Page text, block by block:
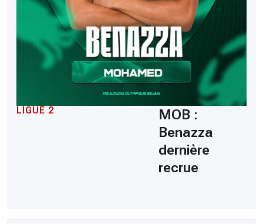
LIGUE 2
MOB :
Benazza
dernière
recrue